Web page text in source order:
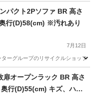
パクト2Pソファ BR 高さ
行(D)58(cm) ※汚れあり
7月12日
ターグループのリサイクルショッ
扉オープンラック BR 高さ
行(D)55(cm) キズ、ハガ